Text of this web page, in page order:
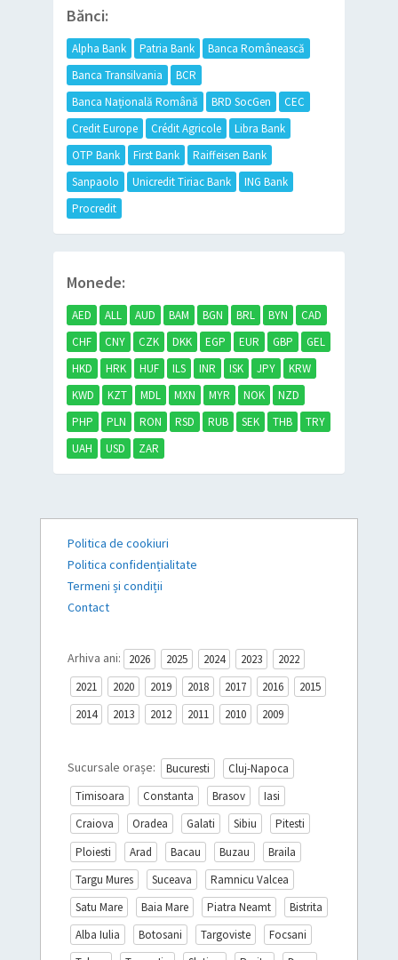
Bănci:
Alpha Bank Patria Bank
Banca Românească
Banca Transilvania
BCR
Banca Națională Română
BRD SocGen
CEC
Credit Europe
Crédit Agricole
Libra Bank
OTP Bank
First Bank
Raiffeisen Bank
Sanpaolo
Unicredit Tiriac Bank
ING Bank
Procredit
Monede:
AED ALL AUD BAM BGN BRL BYN
CAD
CHF
CNY CZK DKK EGP EUR GBP
GEL
HKD
HRK HUF ILS INR ISK JPY
KRW
KWD
KZT MDL MXN MYR NOK
NZD
PHP
PLN RON RSD RUB SEK THB
TRY
UAH
USD ZAR
Politica de cookiuri
Politica confidențialitate
Termeni și condiții
Contact
Arhiva ani: 2026 2025 2024 2023
2022
2021
2020 2019 2018 2017 2016
2015
2014
2013 2012 2011 2010 2009
Sucursale orașe: Bucuresti
Cluj-Napoca
Timisoara
Constanta Brasov
Iasi
Craiova
Oradea Galati Sibiu
Pitesti
Ploiesti
Arad Bacau Buzau
Braila
Targu Mures
Suceava
Ramnicu Valcea
Satu Mare
Baia Mare Piatra Neamt
Bistrita
Alba Iulia
Botosani Targoviste
Focsani